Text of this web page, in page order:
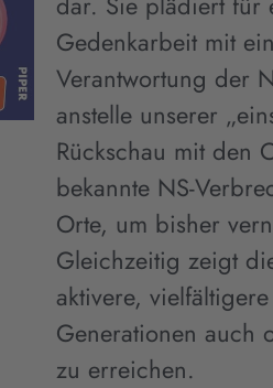
Gedenkarbeit mit
Verantwortung der
anstelle unserer
Rückschau mit den
bekannte NS-
Orte, um bisher
Gleichzeitig zeigt
aktivere,
Generationen auch
zu erreichen.